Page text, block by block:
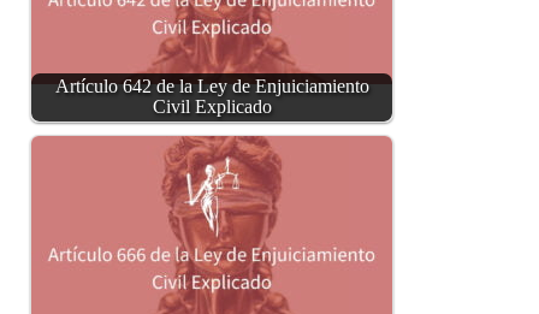
Artículo 642 de la Ley de Enjuiciamiento
Civil Explicado